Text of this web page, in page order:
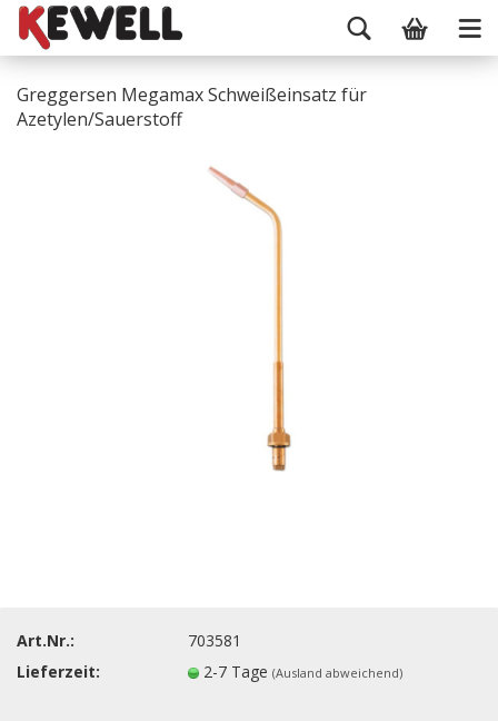
Greggersen Megamax Schweißeinsatz für
Azetylen/Sauerstoff
Art.Nr.:
703581
Lieferzeit:
2-7 Tage(Ausland abweichend)